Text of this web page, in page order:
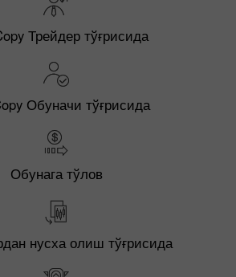
Трейдер тўғрисида
Обуначи тўғрисида
Обунага тўлов
нусха олиш тўғрисида